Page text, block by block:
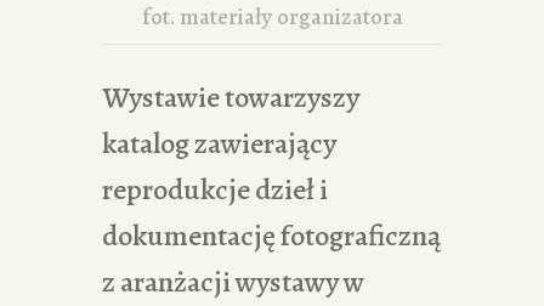
fot. materiały organizatora
Wystawie towarzyszy
katalog zawierający
reprodukcje dzieł i
dokumentację fotograficzną
z aranżacji wystawy w